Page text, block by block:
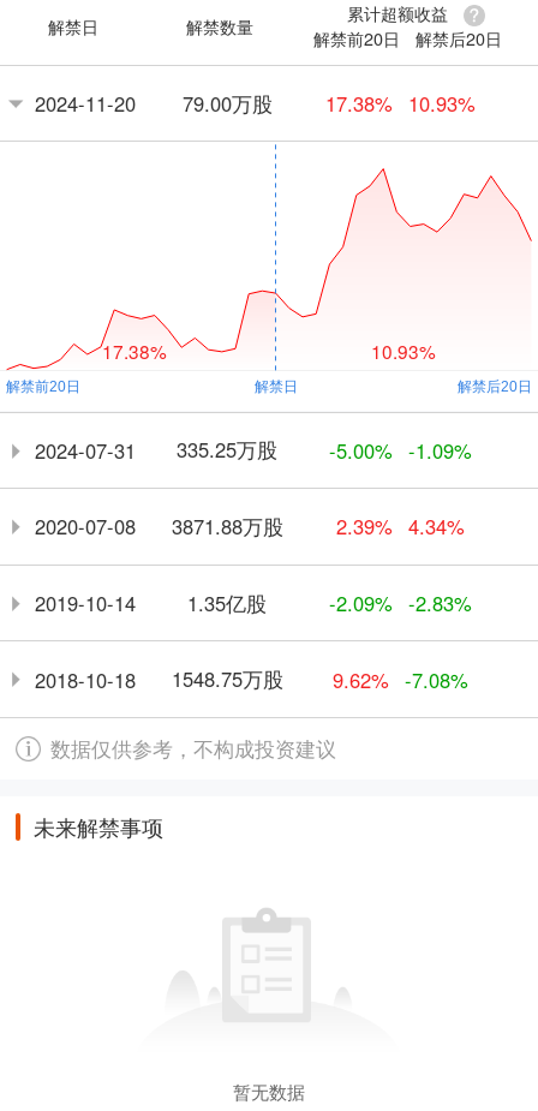
解禁日 解禁数量
累计超额收益
解禁前20日
解禁后20日
2024-11-20 79.00万股 17.38% 10.93%
17.38% 10.93%
2024-07-31 335.25万股 -5.00% -1.09%
2020-07-08 3871.88万股 2.39% 4.34%
2019-10-14 1.35亿股 -2.09% -2.83%
2018-10-18 1548.75万股 9.62% -7.08%
数据仅供参考，不构成投资建议
未来解禁事项
暂无数据